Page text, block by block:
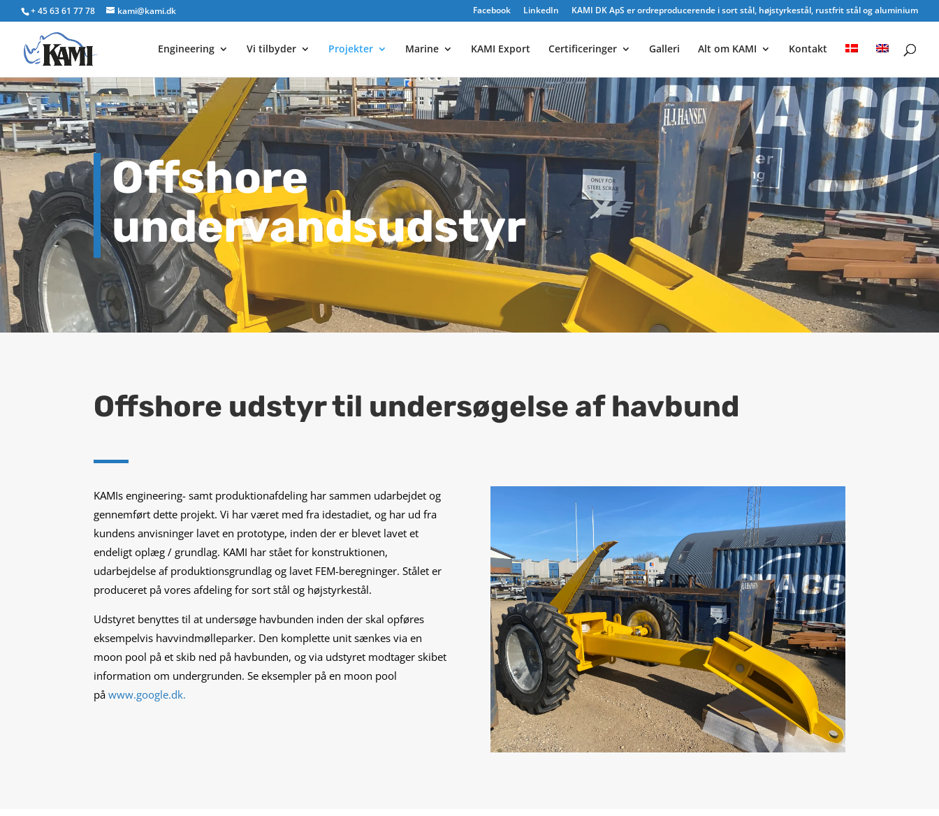
+ 45 63 61 77 78 kami@kami.dk Facebook LinkedIn KAMI DK ApS er ordreproducerende i sort stål, højstyrkestål, rustfrit stål og aluminium
Engineering Vi tilbyder Projekter Marine KAMI Export Certificeringer Galleri Alt om KAMI Kontakt
Offshore
undervandsudstyr
Offshore udstyr til undersøgelse af havbund
KAMIs engineering- samt produktionafdeling har sammen udarbejdet og
gennemført dette projekt. Vi har været med fra idestadiet, og har ud fra
kundens anvisninger lavet en prototype, inden der er blevet lavet et
endeligt oplæg / grundlag. KAMI har stået for konstruktionen,
udarbejdelse af produktionsgrundlag og lavet FEM-beregninger. Stålet er
produceret på vores afdeling for sort stål og højstyrkestål.
Udstyret benyttes til at undersøge havbunden inden der skal opføres
eksempelvis havvindmølleparker. Den komplette unit sænkes via en
moon pool på et skib ned på havbunden, og via udstyret modtager skibet
information om undergrunden. Se eksempler på en moon pool
påwww.google.dk.